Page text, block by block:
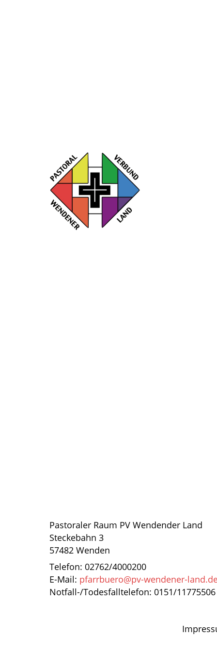
Pastoraler Raum PV Wendender Land
Steckebahn 3
57482 Wenden
Telefon: 02762/4000200
E-Mail: pfarrbuero@pv-wendener-
Notfall-/Todesfalltelefon: 0151/11775506